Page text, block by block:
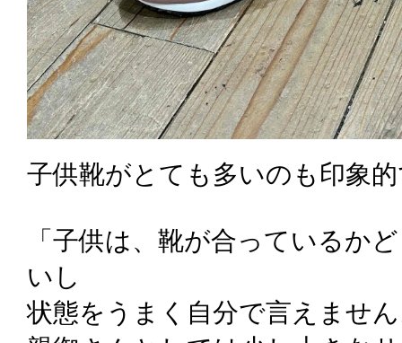
子供靴がとても多いのも印象
「子供は、靴が合っているか
いし
状態をうまく自分で言えませ